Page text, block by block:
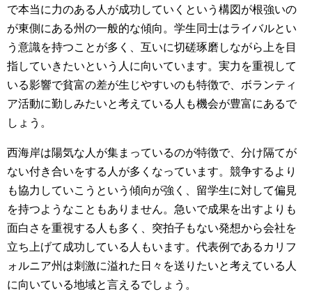
で本当に力のある人が成功していくという構図が根強いの
が東側にある州の一般的な傾向。学生同士はライバルとい
う意識を持つことが多く、互いに切磋琢磨しながら上を目
指していきたいという人に向いています。実力を重視して
いる影響で貧富の差が生じやすいのも特徴で、ボランティ
ア活動に勤しみたいと考えている人も機会が豊富にあるで
しょう。
西海岸は陽気な人が集まっているのが特徴で、分け隔てが
ない付き合いをする人が多くなっています。競争するより
も協力していこうという傾向が強く、留学生に対して偏見
を持つようなこともありません。急いで成果を出すよりも
面白さを重視する人も多く、突拍子もない発想から会社を
立ち上げて成功している人もいます。代表例であるカリフ
ォルニア州は刺激に溢れた日々を送りたいと考えている人
に向いている地域と言えるでしょう。